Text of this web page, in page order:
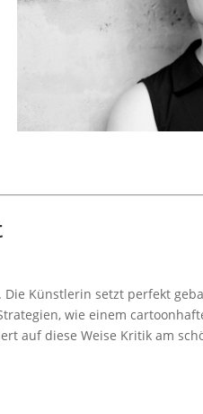
Künstlerin setzt perfekt
wie einem
auf diese Weise Kritik am